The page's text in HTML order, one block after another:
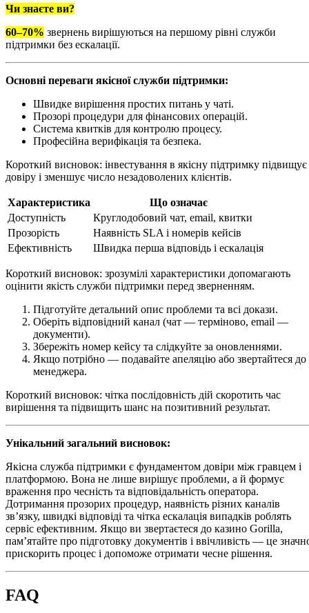
Чи знаєте ви?
60–70% звернень вирішуються на першому рівні служби
підтримки без ескалації.
Основні переваги якісної служби підтримки:
Швидке вирішення простих питань у чаті.
Прозорі процедури для фінансових операцій.
Система квитків для контролю процесу.
Професійна верифікація та безпека.
Короткий висновок: інвестування в якісну підтримку підвищує
довіру і зменшує число незадоволених клієнтів.
Характеристика
Що означає
Доступність
Круглодобовий чат, email, квитки
Прозорість
Наявність SLA і номерів кейсів
Ефективність
Швидка перша відповідь і ескалація
Короткий висновок: зрозумілі характеристики допомагають
оцінити якість служби підтримки перед зверненням.
Підготуйте детальний опис проблеми та всі докази.
Оберіть відповідний канал (чат — терміново, email —
документи).
Збережіть номер кейсу та слідкуйте за оновленнями.
Якщо потрібно — подавайте апеляцію або звертайтеся до
менеджера.
Короткий висновок: чітка послідовність дій скоротить час
вирішення та підвищить шанс на позитивний результат.
Унікальний загальний висновок:
Якісна служба підтримки є фундаментом довіри між гравцем і
платформою. Вона не лише вирішує проблеми, а й формує
враження про чесність та відповідальність оператора.
Дотримання прозорих процедур, наявність різних каналів
зв’язку, швидкі відповіді та чітка ескалація випадків роблять
сервіс ефективним. Якщо ви звертаєтеся до казино Gorilla,
пам’ятайте про підготовку документів і ввічливість — це
прискорить процес і допоможе отримати чесне рішення.
FAQ